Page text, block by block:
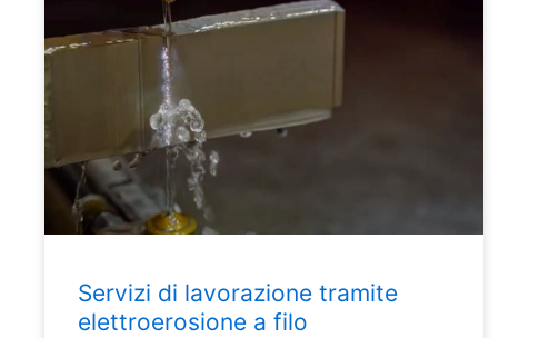
Servizi di lavorazione tramite
elettroerosione a filo